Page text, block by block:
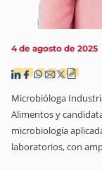
4 de agosto de 2025
Microbióloga
Alimentos y
microbiología
laboratorios, con